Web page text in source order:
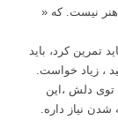
نیست. که «
تمرین کرد، باید
، زیاد خواست.
توی دلش ،این
نیاز داره.